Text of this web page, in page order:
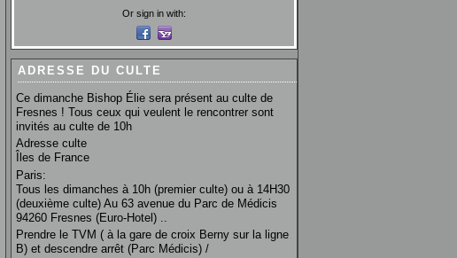
Or sign in with:
ADRESSE DU CULTE
Ce dimanche Bishop Élie sera présent au culte de
Fresnes ! Tous ceux qui veulent le rencontrer sont
invités au culte de 10h
Adresse culte
Îles de France
Paris:
Tous les dimanches à 10h (premier culte) ou à 14H30
(deuxième culte) Au 63 avenue du Parc de Médicis
94260 Fresnes (Euro-Hotel) ..
Prendre le TVM ( à la gare de croix Berny sur la ligne
B) et descendre arrêt (Parc Médicis) /